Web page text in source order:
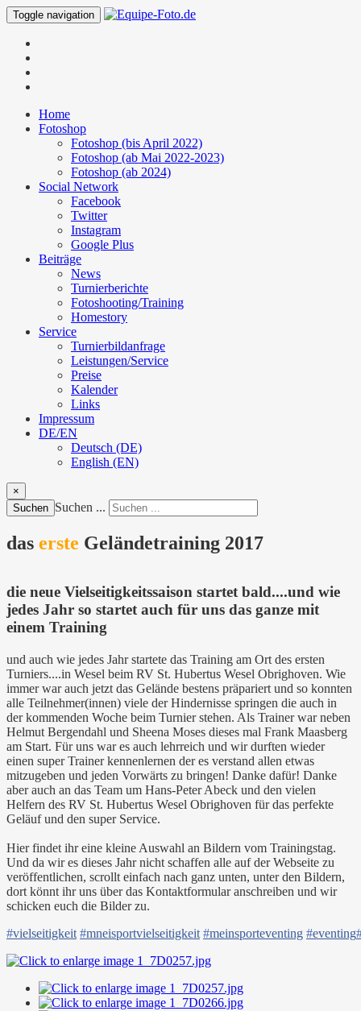
Toggle navigation
Home
Fotoshop
Fotoshop (bis April 2022)
Fotoshop (ab Mai 2022-2023)
Fotoshop (ab 2024)
Social Network
Facebook
Twitter
Instagram
Google Plus
Beiträge
News
Turnierberichte
Fotoshooting/Training
Homestory
Service
Turnierbildanfrage
Leistungen/Service
Preise
Kalender
Links
Impressum
DE/EN
Deutsch (DE)
English (EN)
×
Suchen Suchen ...
das erste Geländetraining 2017
die neue Vielseitigkeitssaison startet bald....und wie
jedes Jahr so startet auch für uns das ganze mit
einem Training
und auch wie jedes Jahr startete das Training am Ort des ersten
Turniers....in Wesel beim RV St. Hubertus Wesel Obrighoven. Wie
immer war auch jetzt das Gelände bestens präpariert und so konnten
alle Teilnehmer(innen) viele der Hindernisse springen die auch in
der kommenden Woche beim Turnier stehen. Als Trainer war neben
Helmut Bergendahl und Sheena Moses dieses mal Frank Maasberg
am Start. Für uns war es auch lehrreich und wir durften wieder
einen super Trainer kennenlernen der es verstand allen etwas
mitzugeben und jeden Vorwärts zu bringen! Danke dafür! Danke
aber auch an das Team um Hans-Peter Abeck und den vielen
Helfern des RV St. Hubertus Wesel Obrighoven für das perfekte
Geläuf und den super Service.
Hier findet ihr eine kleine Auswahl an Bildern vom Trainingstag.
Und da wir es dieses Jahr nicht schaffen alle auf der Webseite zu
veröffentlichen, scrollt einfach nach ganz unten, unter den Bildern,
dort könnt ihr uns über das Kontaktformular anschreiben und wir
schicken euch die Bilder zu.
#vielseitigkeit #mneisportvielseitigkeit #meinsporteventing #eventing